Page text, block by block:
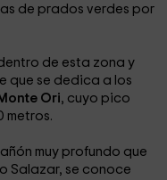
de prados verdes por
de esta zona y
que se dedica a los
Monte Ori, cuyo pico
metros.
muy profundo que
Salazar, se conoce